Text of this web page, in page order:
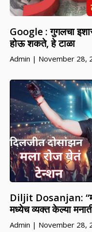
Google : गुगलचा
होऊ शकते, हे टाळा
Admin November 28,
Diljit Dosanjan:
मध्येच व्यक्त केल्या
Admin November 28,